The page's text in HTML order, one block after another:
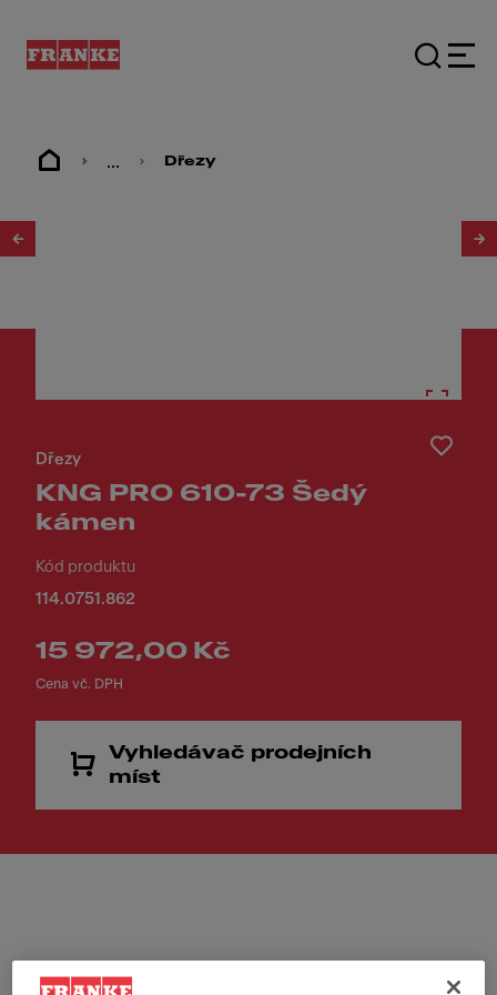
... Dřezy
Dřezy
KNG PRO 610-73 Šedý
kámen
Kód produktu
114.0751.862
15 972,00 Kč
Cena vč. DPH
Vyhledávač prodejních
míst
Provedení výpusti